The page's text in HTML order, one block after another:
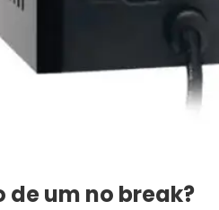
de um no break?